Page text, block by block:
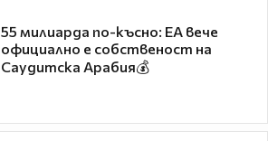
55 милиарда по-късно: EA вече
официално е собственост на
Саудитска Арабия💰